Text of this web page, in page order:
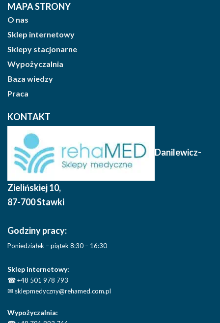
MAPA STRONY
O nas
Sklep internetowy
Sklepy stacjonarne
Wypożyczalnia
Baza wiedzy
Praca
KONTAKT
Danilewicz-
Zielińskiej 10,
87-700 Stawki
Godziny pracy:
Poniedziałek – piątek 8:30 – 16:30
Sklep internetowy:
☎+48 501 978 793
✉ sklepmedyczny@rehamed.com.pl
Wypożyczalnia: